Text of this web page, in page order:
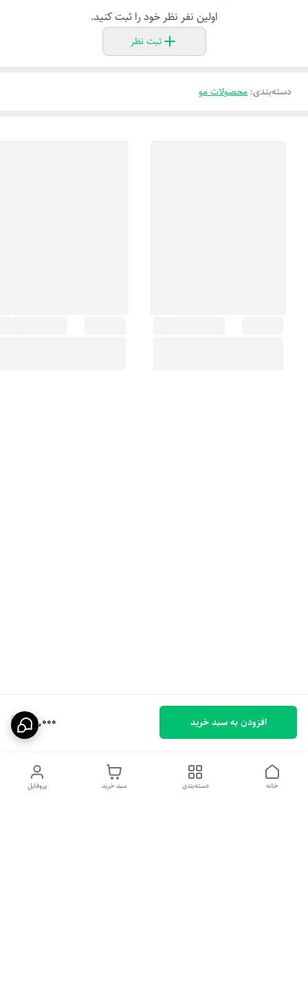
119,000 افزودن به سبد خرید
اولین نفر نظر خود را ثبت کنید.
ثبت نظر
دسته‌بندی: محصولات مو
پروفایل سبد خرید دسته‌بندی خانه